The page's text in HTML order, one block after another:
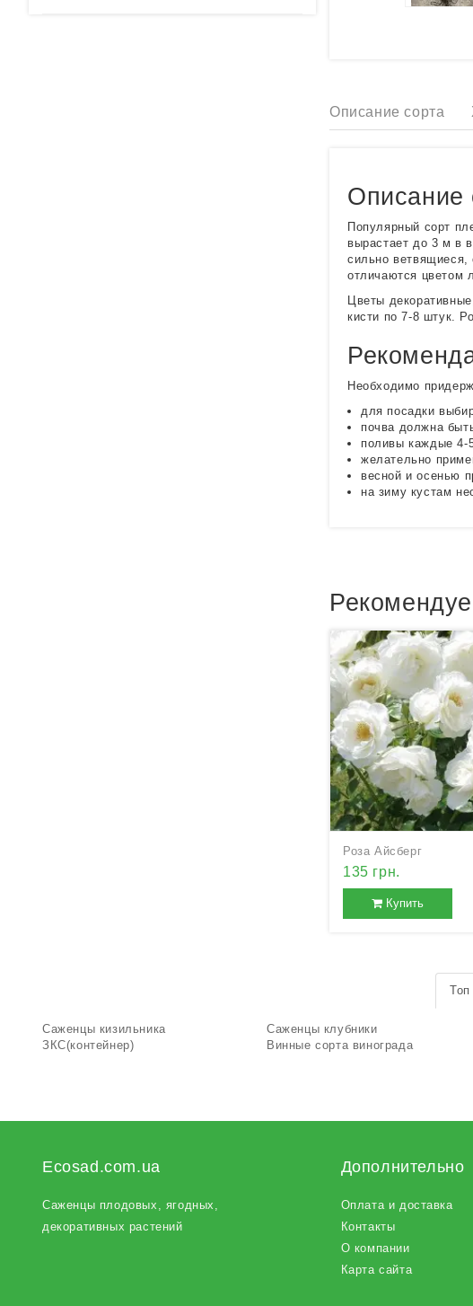
Описание сорта
Описание
Популярный сорт
вырастает до 3 м в
сильно
отличаются цветом
Цветы
кисти по 7-8 штук.
Необходимо
для посадки
почва должна
поливы каждые 4-
желательно
весной и осенью
на зиму кустам
Роза Айсберг
135 грн.
Купить
Топ
Саженцы кизильника Саженцы клубники
ЗКС(контейнер)
Винные сорта винограда
Ecosad.com.ua
Саженцы плодовых , ягодных,
декоративных растений
Дополнительно
Оплата и доставка
Контакты
О компании
Карта сайта